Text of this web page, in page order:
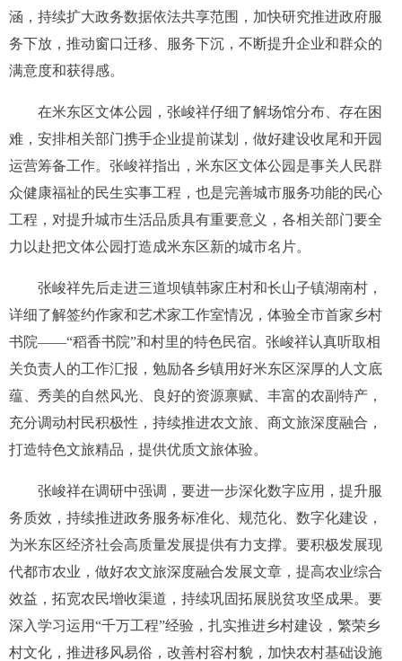
涵，持续扩大政务数据依法共享范围，加快研究推进政府服
务下放，推动窗口迁移、服务下沉，不断提升企业和群众的
满意度和获得感。
在米东区文体公园，张峻祥仔细了解场馆分布、存在困
难，安排相关部门携手企业提前谋划，做好建设收尾和开园
运营筹备工作。张峻祥指出，米东区文体公园是事关人民群
众健康福祉的民生实事工程，也是完善城市服务功能的民心
工程，对提升城市生活品质具有重要意义，各相关部门要全
力以赴把文体公园打造成米东区新的城市名片。
张峻祥先后走进三道坝镇韩家庄村和长山子镇湖南村，
详细了解签约作家和艺术家工作室情况，体验全市首家乡村
书院——“稻香书院”和村里的特色民宿。张峻祥认真听取相
关负责人的工作汇报，勉励各乡镇用好米东区深厚的人文底
蕴、秀美的自然风光、良好的资源禀赋、丰富的农副特产，
充分调动村民积极性，持续推进农文旅、商文旅深度融合，
打造特色文旅精品，提供优质文旅体验。
张峻祥在调研中强调，要进一步深化数字应用，提升服
务质效，持续推进政务服务标准化、规范化、数字化建设，
为米东区经济社会高质量发展提供有力支撑。要积极发展现
代都市农业，做好农文旅深度融合发展文章，提高农业综合
效益，拓宽农民增收渠道，持续巩固拓展脱贫攻坚成果。要
深入学习运用“千万工程”经验，扎实推进乡村建设，繁荣乡
村文化，推进移风易俗，改善村容村貌，加快农村基础设施